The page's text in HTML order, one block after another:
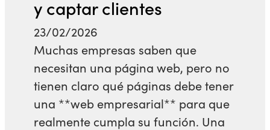
y captar clientes
23/02/2026
Muchas empresas saben que
necesitan una página web, pero no
tienen claro qué páginas debe tener
una **web empresarial** para que
realmente cumpla su función. Una